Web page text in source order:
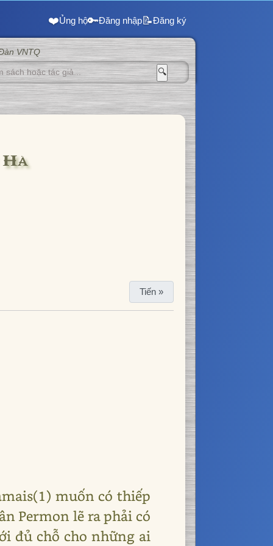
❤️Ủng hộ🔑Đăng nhập📝Đăng ký
VNTQ
🔍
Tiến »
muốn có thiếp
Permon lẽ ra phải có
đủ chỗ cho những ai